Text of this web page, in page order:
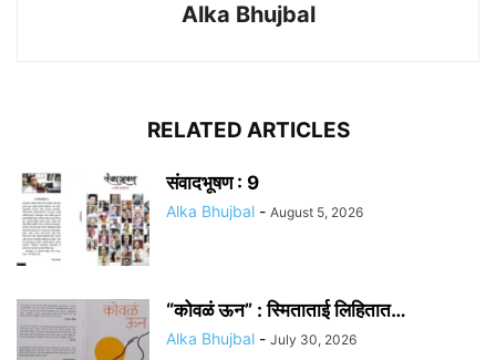
Alka Bhujbal
RELATED ARTICLES
संवादभूषण : 9
Alka Bhujbal - August 5, 2026
“कोवळं ऊन” : स्मिताताई लिहितात…
Alka Bhujbal - July 30, 2026